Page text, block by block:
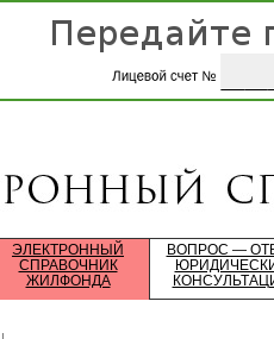
ЭЛЕКТРОННЫЙ
СПРАВОЧНИК
ЖИЛФОНДА
ВОПРОС —